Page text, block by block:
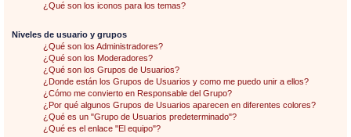
¿Qué son los iconos para los temas?
Niveles de usuario y grupos
¿Qué son los Administradores?
¿Qué son los Moderadores?
¿Qué son los Grupos de Usuarios?
¿Donde están los Grupos de Usuarios y como me puedo unir a ellos?
¿Cómo me convierto en Responsable del Grupo?
¿Por qué algunos Grupos de Usuarios aparecen en diferentes colores?
¿Qué es un "Grupo de Usuarios predeterminado"?
¿Qué es el enlace "El equipo"?